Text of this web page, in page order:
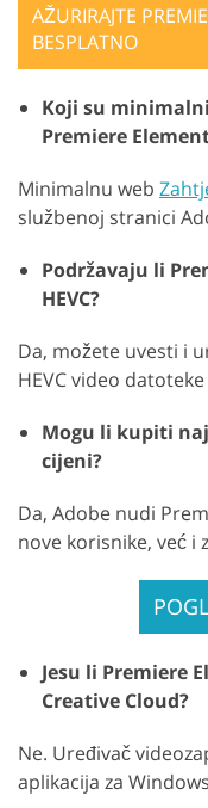
AŽURIRAJTE
BESPLATNO
Koji su
Premiere
Minimalnu web
službenoj stranici
Podržavaju li
HEVC?
Da, možete uvesti i
HEVC video
Mogu li kupiti
cijeni?
Da, Adobe nudi
nove korisnike, već i
Jesu li Premiere
Creative Cloud?
Ne. Uređivač
aplikacija za